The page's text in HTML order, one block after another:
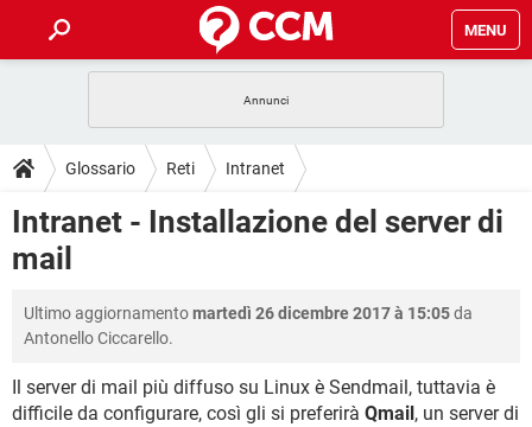
MENU
INTRATTENIMENTO ANDROID
iOS WINDOWS 10
INSTAGRAM
HARDWARE
GUIDE
COVID-19 GAMING
INTRATTENIMENTO ANDROID
INSTAGRAM WHATSAPP
HARDWARE
DOWNLOAD
COVID-19
iOS
INSTAGRAM WHATSAPP
TIKTOK FACEBOOK
FORUM
COVID-19 GAMING
iOS WINDOWS 10
GLOSSARIO
COVID-19 GAMING
INTRATTENIMENTO ANDROID
Glossario Reti Intranet
Intranet - Installazione del server di
mail
Ultimo aggiornamentomartedì 26 dicembre 2017 à 15:05da
Antonello Ciccarello.
Il server di mail più diffuso su Linux è Sendmail, tuttavia è
difficile da configurare, così gli si preferirà Qmail, un server di